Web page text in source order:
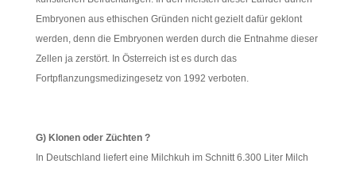
Embryonen aus ethischen Gründen nicht gezielt dafür geklont
werden, denn die Embryonen werden durch die Entnahme dieser
Zellen ja zerstört. In Österreich ist es durch das
Fortpflanzungsmedizingesetz von 1992 verboten.
G) Klonen oder Züchten ?
In Deutschland liefert eine Milchkuh im Schnitt 6.300 Liter Milch